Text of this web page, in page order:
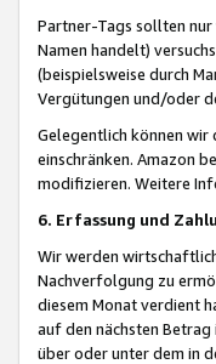
Partner-Tags sollten
Namen handelt)
(beispielsweise durch
Vergütungen und/oder
Gelegentlich können wir
einschränken. Amazon
modifizieren. Weitere
6. Erfassung und
Wir werden
Nachverfolgung zu
diesem Monat verdient
auf den nächsten
über oder unter dem in